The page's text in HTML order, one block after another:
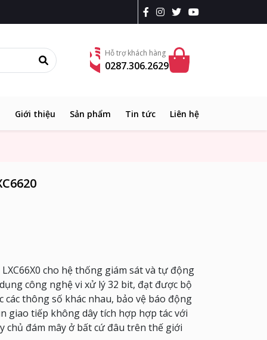
Hỗ trợ khách hàng
0287.306.2629
Giới thiệu Sản phẩm Tin tức Liên hệ
cho hệ thống giám sát và tự động
công nghệ vi xử lý 32 bit, đạt được bộ
thông số khác nhau, bảo vệ báo động
giao tiếp không dây tích hợp hợp tác với
chủ đám mây ở bất cứ đâu trên thế giới